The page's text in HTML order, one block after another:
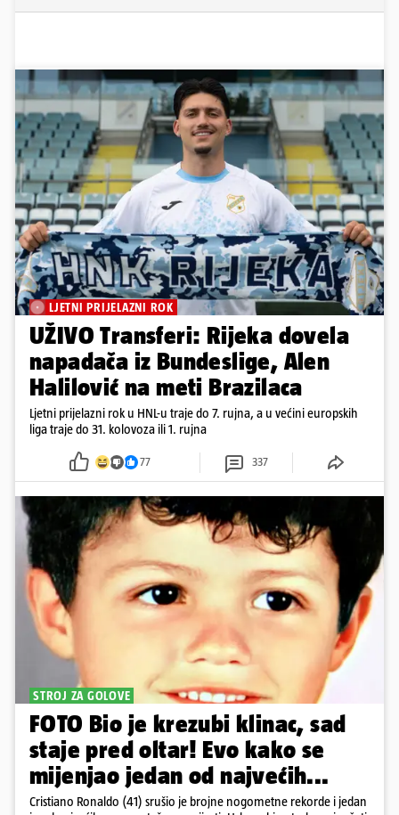
LJETNI PRIJELAZNI ROK
UŽIVO Transferi: Rijeka dovela
napadača iz Bundeslige, Alen
Halilović na meti Brazilaca
Ljetni prijelazni rok u HNL-u traje do 7. rujna, a u većini europskih
liga traje do 31. kolovoza ili 1. rujna
77 337
STROJ ZA GOLOVE
FOTO Bio je krezubi klinac, sad
staje pred oltar! Evo kako se
mijenjao jedan od najvećih...
Cristiano Ronaldo (41) srušio je brojne nogometne rekorde i jedan